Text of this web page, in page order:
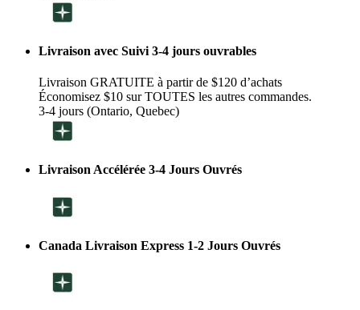
Livraison avec Suivi 3-4 jours ouvrables
Livraison GRATUITE à partir de $120 d’achats
Économisez $10 sur TOUTES les autres commandes.
3-4 jours (Ontario, Quebec)
Livraison Accélérée 3-4 Jours Ouvrés
Canada Livraison Express 1-2 Jours Ouvrés